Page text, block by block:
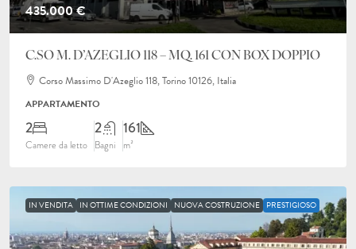
435.000 €
C.SO M. D’AZEGLIO 118 – MQ. 161 CON BOX DOPPIO
Corso Massimo D'Azeglio 118, Torino 10126, Italia
APPARTAMENTO
2
Camere da letto
2
Bagni
161
m²
IN VENDITA IN OTTIME CONDIZIONI NUOVA COSTRUZIONE PRESTIGIOSO